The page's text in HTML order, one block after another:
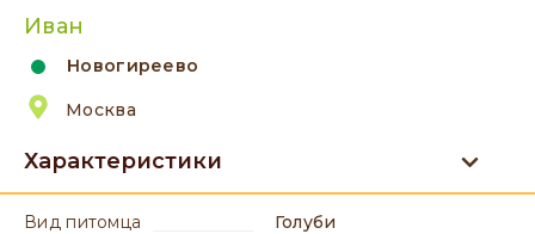
Иван
Новогиреево
Москва
Характеристики
вид питомца Голуби